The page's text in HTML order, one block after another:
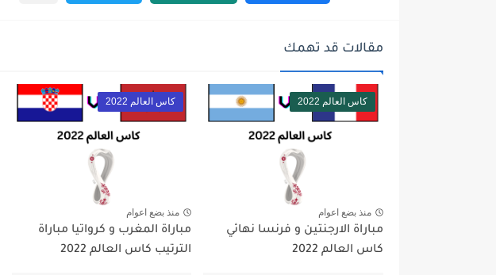
مقالات قد تهمك
كاس العالم 2022
منذ بضع اعوام
مباراة الارجنتين و فرنسا نهائي
كاس العالم 2022
كاس العالم 2022
منذ بضع اعوام
مباراة المغرب و كرواتيا مباراة
الترتيب كاس العالم 2022